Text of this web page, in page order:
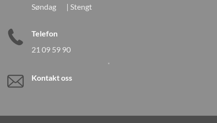
Søndag | Stengt
Telefon
21 09 59 90
Kontakt oss